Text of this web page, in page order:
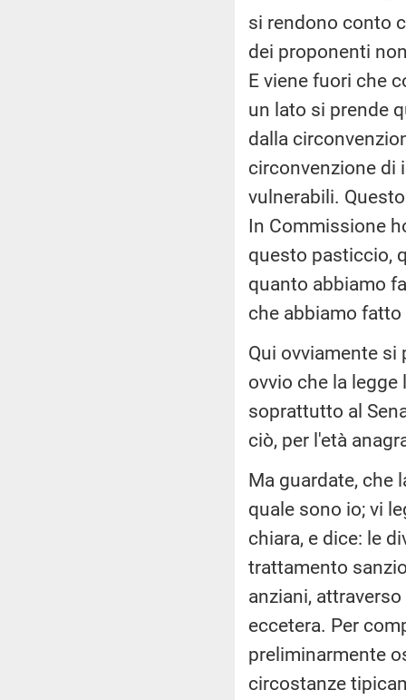
si rendono conto
dei proponenti
E viene fuori che
un lato si prende
dalla
circonvenzione di
vulnerabili.
In Commissione
questo pasticcio,
quanto abbiamo
che abbiamo
Qui ovviamente si
ovvio che la
soprattutto al
ciò, per l'età
Ma guardate, che
quale sono io; vi
chiara, e dice: le
trattamento
anziani,
eccetera. Per
preliminarmente
circostanze